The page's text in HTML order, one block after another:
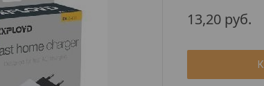
13,20 руб.